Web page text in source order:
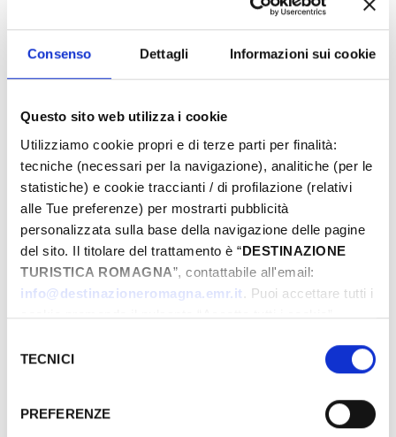
Consenso Dettagli Informazioni sui cookie
Questo sito web utilizza i cookie
Utilizziamo cookie propri e di terze parti per finalità:
tecniche (necessari per la navigazione), analitiche (per le
statistiche) e cookie traccianti / di profilazione (relativi
alle Tue preferenze) per mostrarti pubblicità
personalizzata sulla base della navigazione delle pagine
del sito. Il titolare del trattamento è “DESTINAZIONE
TURISTICA ROMAGNA”, contattabile all'email:
info@destinazioneromagna.emr.it. Puoi accettare tutti i
cookie premendo il pulsante “Accetta tutti i cookie”,
gestire le tue preferenze facendo clic su “Personalizza”.
Qualora acconsenti a tutti i cookie i Tuoi dati potranno
attualmente non fornisce garanzie idonee per il
delTECNICI
PREFERENZE
Eventi di Primavera Riviera Rimini
Von
Bis
Stadt
Typen